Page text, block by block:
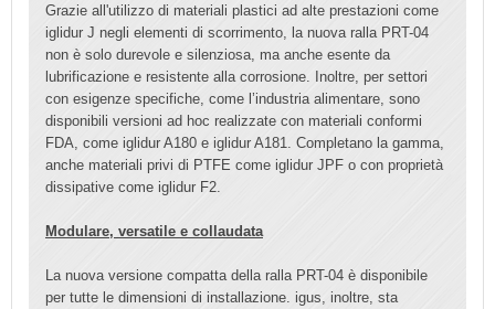
Grazie all'utilizzo di materiali plastici ad alte prestazioni come
iglidur J negli elementi di scorrimento, la nuova ralla PRT-04
non è solo durevole e silenziosa, ma anche esente da
lubrificazione e resistente alla corrosione. Inoltre, per settori
con esigenze specifiche, come l’industria alimentare, sono
disponibili versioni ad hoc realizzate con materiali conformi
FDA, come iglidur A180 e iglidur A181. Completano la gamma,
anche materiali privi di PTFE come iglidur JPF o con proprietà
dissipative come iglidur F2.
Modulare, versatile e collaudata
La nuova versione compatta della ralla PRT-04 è disponibile
per tutte le dimensioni di installazione. igus, inoltre, sta